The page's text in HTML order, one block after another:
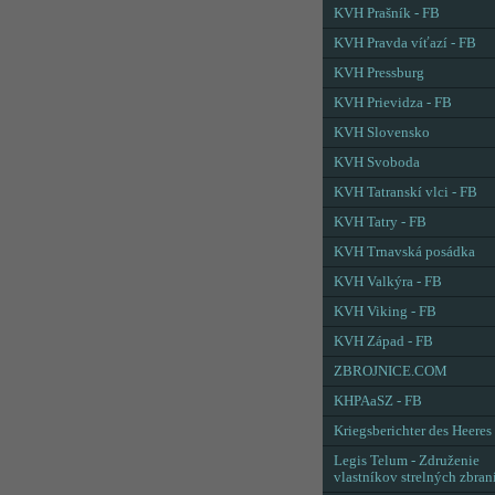
KVH Prašník - FB
KVH Pravda víťazí - FB
KVH Pressburg
KVH Prievidza - FB
KVH Slovensko
KVH Svoboda
KVH Tatranskí vlci - FB
KVH Tatry - FB
KVH Trnavská posádka
KVH Valkýra - FB
KVH Viking - FB
KVH Západ - FB
ZBROJNICE.COM
KHPAaSZ - FB
Kriegsberichter des Heeres
Legis Telum - Združenie
vlastníkov strelných